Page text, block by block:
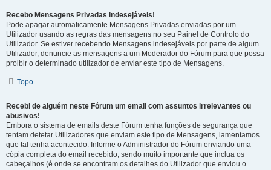
Recebo Mensagens Privadas indesejáveis!
Pode apagar automaticamente Mensagens Privadas enviadas por um
Utilizador usando as regras das mensagens no seu Painel de Controlo do
Utilizador. Se estiver recebendo Mensagens indesejáveis por parte de algum
Utilizador, denuncie as mensagens a um Moderador do Fórum para que possa
proibir o determinado utilizador de enviar este tipo de Mensagens.
Topo
Recebi de alguém neste Fórum um email com assuntos irrelevantes ou
abusivos!
Embora o sistema de emails deste Fórum tenha funções de segurança que
tentam detetar Utilizadores que enviam este tipo de Mensagens, lamentamos
que tal tenha acontecido. Informe o Administrador do Fórum enviando uma
cópia completa do email recebido, sendo muito importante que inclua os
cabeçalhos (é onde se encontram os detalhes do Utilizador que enviou o